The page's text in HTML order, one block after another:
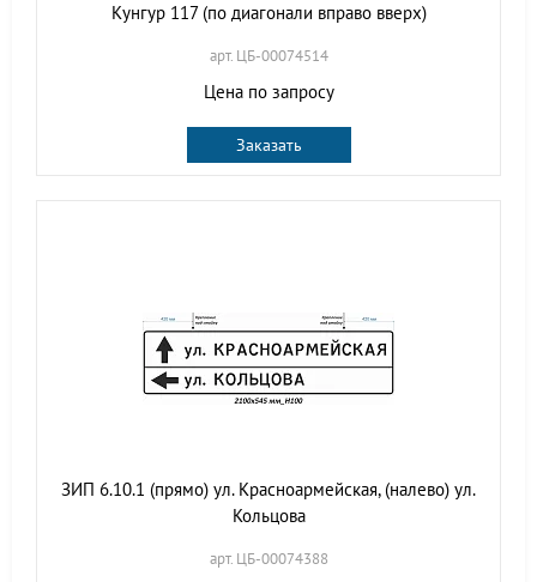
Кунгур 117 (по диагонали вправо вверх)
арт. ЦБ-00074514
Цена по запросу
Заказать
ЗИП 6.10.1 (прямо) ул. Красноармейская, (налево) ул.
Кольцова
арт. ЦБ-00074388